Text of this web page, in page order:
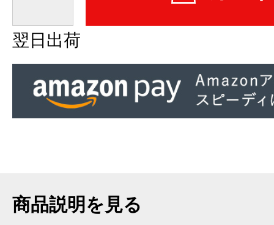
翌日出荷
商品説明を見る